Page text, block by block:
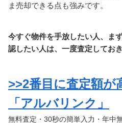
ま売却できる点も強みです。
今すぐ物件を手放したい人、ま
認したい人は、一度査定してお
>>2番目に査定額が
「アルバリンク」
無料査定・30秒の簡単入力・年中